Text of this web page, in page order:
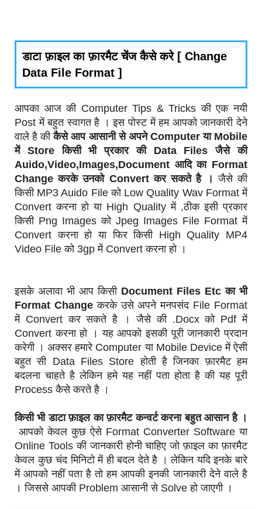
डाटा फ़ाइल का फ़ारमैट चेंज कैसे करे [ Change
Data File Format ]
आपका आज की Computer Tips & Tricks की एक नयी
Post में बहुत स्वागत है । इस पोस्ट में हम आपको जानकारी देने
वाले है कीकैसे आप आसानी से अपने Computer या Mobile
में Store किसी भी प्रकार की Data Files जैसे की
Auido,Video,Images,Document आदि का Format
Change करके उनको Convert कर सकते है । जैसे की
किसी MP3 Auido File को Low Quality Wav Format में
Convert करना हो या High Quality में ,ठीक इसी प्रकार
किसी Png Images को Jpeg Images File Format में
Convert करना हो या फिर किसी High Quality MP4
Video File को 3gp में Convert करना हो ।
इसके अलावा भी आप किसी Document Files Etc का भी
Format Changeकरके उसे अपने मनपसंद File Format
में Convert कर सकते है । जैसे की .Docx को Pdf में
Convert करना हो । यह आपको इसकी पूरी जानकारी प्रदान
करेगी । अक्सर हमारे Computer या Mobile Device में ऐसी
बहुत सी Data Files Store होती है जिनका फ़ारमैट हम
बदलना चाहते है लेकिन हमे यह नहीं पता होता है की यह पूरी
Process कैसे करते है ।
किसी भी डाटा फ़ाइल का फ़ारमैट कन्वर्ट करना बहुत आसान है ।
आपको केवल कुछ ऐसे Format Converter Software या
Online Tools की जानकारी होनी चाहिए जो फ़ाइल का फ़ारमैट
केवल कुछ चंद मिनिटो में ही बदल देते है । लेकिन यदि इनके बारे
में आपको नहीं पता है तो हम आपकी इनकी जानकारी देने वाले है
। जिससे आपकी Problem आसानी से Solve हो जाएगी ।